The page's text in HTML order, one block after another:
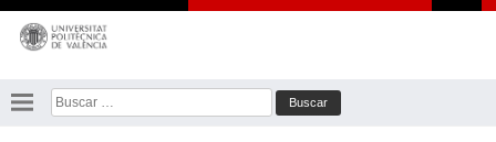
Saltar
contenido
Buscar: